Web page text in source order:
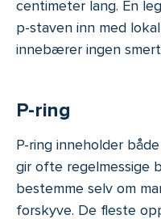
å forbedre
informasjon om
bedre innhold og
deres
om Volvats bruk av
Samtykkevalg
Nødvendig
centimeter lang. En
p-staven inn med
innebærer ingen
P-ring
P-ring inneholder
gir ofte regelmessige
bestemme selv om
forskyve. De fleste